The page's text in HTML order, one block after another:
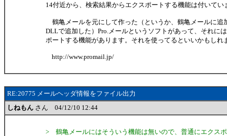
14付近から、検索結果からエクスポートする機能は付いてい
鶴亀メールを元にして作った（というか、鶴亀メールに追
DLLで追加した）Pro.メールというソフトがあって、それに
ポートする機能があります。それを使ってるといいかもしれ
http://www.promail.jp/
RE:20775 メールヘッダ情報をファイル出力
しねもん さん 04/12/10 12:44
> 鶴亀メールにはそういう機能は無いので、普通にエクス